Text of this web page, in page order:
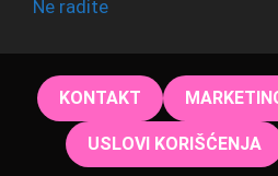
KONTAKT
USLOVI KORIŠĆENJA